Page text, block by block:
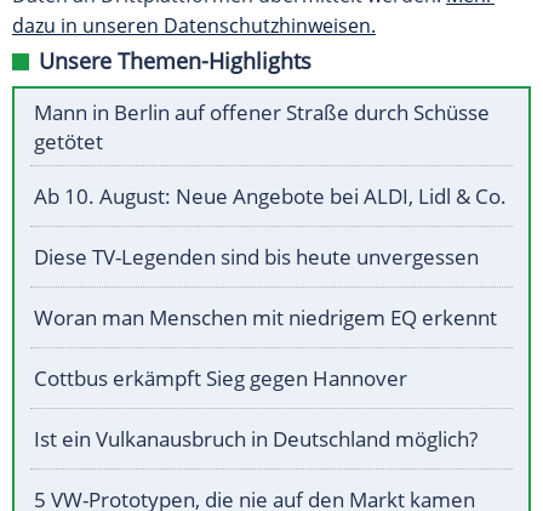
dazu in unseren Datenschutzhinweisen.
Unsere Themen-Highlights
Mann in Berlin auf offener Straße durch Schüsse
getötet
Ab 10. August: Neue Angebote bei ALDI, Lidl & Co.
Diese TV-Legenden sind bis heute unvergessen
Woran man Menschen mit niedrigem EQ erkennt
Cottbus erkämpft Sieg gegen Hannover
Ist ein Vulkanausbruch in Deutschland möglich?
5 VW-Prototypen, die nie auf den Markt kamen